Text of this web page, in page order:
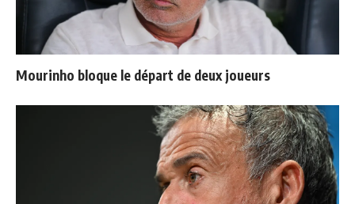
Mourinho bloque le départ de deux joueurs